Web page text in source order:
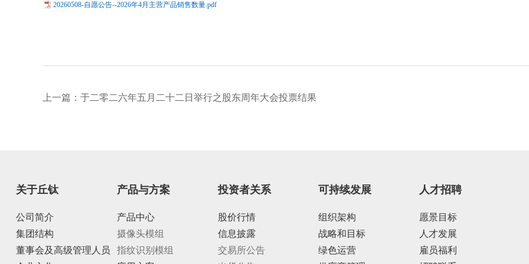
20260508-自愿公告--2026年4月主营产品销售数量.pdf
上一篇： 于二零二六年五月二十二日举行之股东周年大会投票结果
关于丘钛
公司简介
集团结构
董事会及高级管理人员
产品与方案
产品中心
摄像头模组
指纹识别模组
投资者关系
股价行情
信息披露
交易所公告
可持续发展
组织架构
战略和目标
绿色运营
人才招聘
愿景目标
人才发展
雇员福利